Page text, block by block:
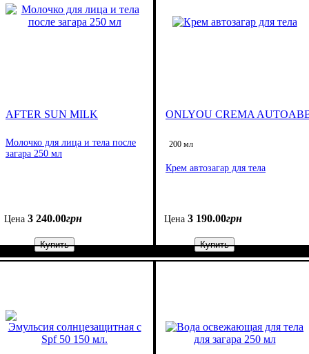
AFTER SUN MILK
Молочко для лица и тела после
загара 250 мл
Цена 3 240.00грн
Купить
ONLYOU CREMA
200 мл
Крем автозагар для тела
Цена 3 190.00грн
Купить